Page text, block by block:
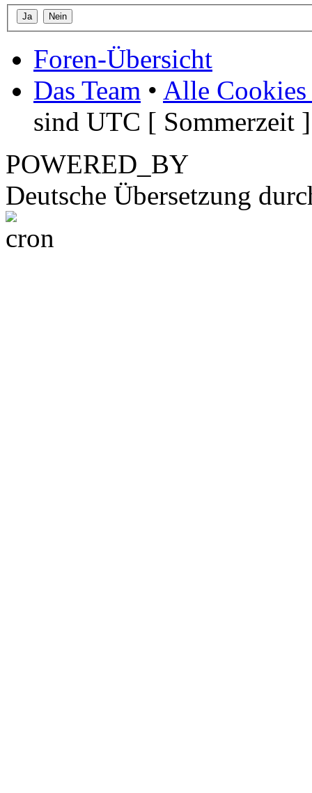
Foren-Übersicht
Das Team • Alle Cookies
sind UTC [ Sommerzeit ]
POWERED_BY
Deutsche Übersetzung